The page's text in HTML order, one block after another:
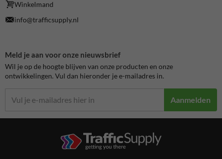
Winkelmand
info@trafficsupply.nl
Meld je aan voor onze nieuwsbrief
Wil je op de hoogte blijven van onze producten en onze
ontwikkelingen. Vul dan hieronder je e-mailadres in.
Aanmelden